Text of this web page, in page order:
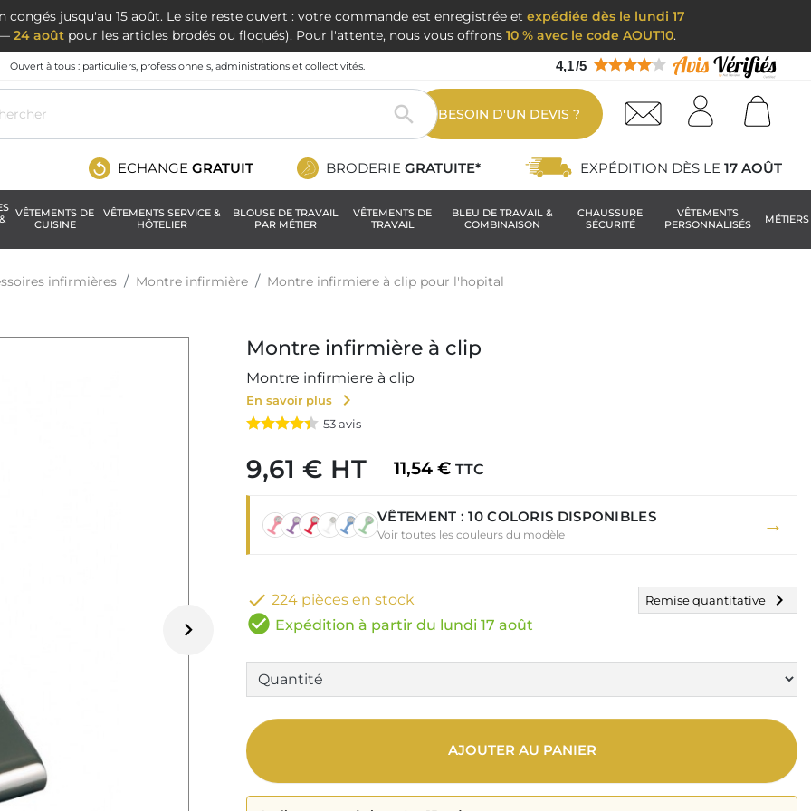
congés jusqu'au 15 août. Le site reste ouvert : votre commande est enregistrée etexpédiée dès le lundi 17
24 août pour les articles brodés ou floqués). Pour l'attente, nous vous offrons 10 % avec le code AOUT10.
Ouvert à tous : particuliers, professionnels, administrations et collectivités. 4,1/5
 BESOIN D'UN DEVIS ?
ECHANGE GRATUIT BRODERIE GRATUITE* EXPÉDITION DÈS LE 17 AOÛT
VÊTEMENTS DE
CUISINE
VÊTEMENTS SERVICE &
HÔTELIER
BLOUSE DE TRAVAIL
PAR MÉTIER
VÊTEMENTS DE
TRAVAIL
BLEU DE TRAVAIL &
COMBINAISON
CHAUSSURE
SÉCURITÉ
VÊTEMENTS
PERSONNALISÉS
MÉTIERS
infirmières Montre infirmière Montre infirmiere à clip pour l'hopital

Montre infirmière à clip
Montre infirmiere à clip
En savoir plus chevron_right
53avis
9,61 € HT 11,54 € TTC
VÊTEMENT : 10 COLORIS DISPONIBLES
Voir toutes les couleurs du modèle →
 224 pièces en stock
check_circle Expédition à partir du lundi 17 août
Remise quantitative chevron_right
AJOUTER AU PANIER